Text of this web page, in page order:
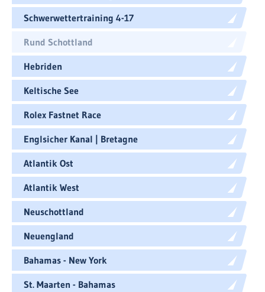
Schwerwettertraining 4-17
Rund Schottland
Hebriden
Keltische See
Rolex Fastnet Race
Englsicher Kanal | Bretagne
Atlantik Ost
Atlantik West
Neuschottland
Neuengland
Bahamas - New York
St. Maarten - Bahamas